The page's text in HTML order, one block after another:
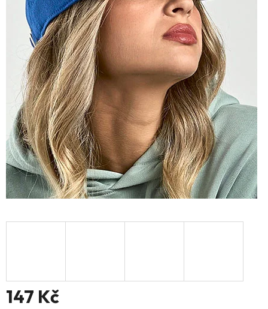
147 Kč